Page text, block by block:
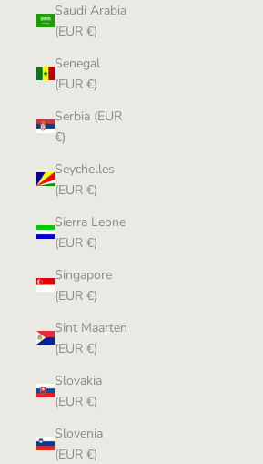
Saudi Arabia
(EUR €)
Senegal
(EUR €)
Serbia (EUR
€)
Seychelles
(EUR €)
Sierra Leone
(EUR €)
Singapore
(EUR €)
Sint Maarten
(EUR €)
Slovakia
(EUR €)
Slovenia
(EUR €)